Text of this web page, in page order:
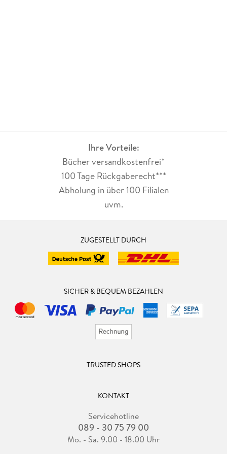
Ihre Vorteile:
Bücher versandkostenfrei*
100 Tage Rückgaberecht***
Abholung in über 100 Filialen
uvm.
ZUGESTELLT DURCH
SICHER & BEQUEM BEZAHLEN
TRUSTED SHOPS
KONTAKT
Servicehotline
089 - 30 75 79 00
Mo. - Sa. 9.00 - 18.00 Uhr